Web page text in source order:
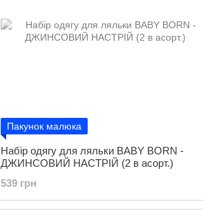
Пакунок малюка
Набір одягу для ляльки BABY BORN -
ДЖИНСОВИЙ НАСТРІЙ (2 в асорт.)
539 грн